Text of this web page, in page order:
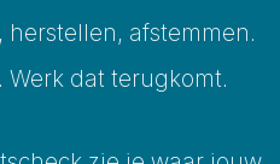
afstemmen.
dat terugkomt.